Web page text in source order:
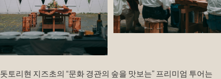
돗토리현 지즈초의 “문화 경관의 숲을 맛보는” 프리미엄 투어는